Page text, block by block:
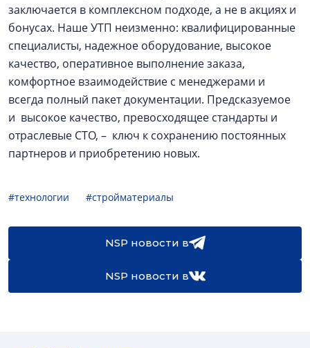
заключается в комплексном подходе, а не в акциях и
бонусах. Наше УТП неизменно: квалифицированные
специалисты, надежное оборудование, высокое
качество, оперативное выполнение заказа,
комфортное взаимодействие с менеджерами и
всегда полный пакет документации. Предсказуемое
и высокое качество, превосходящее стандарты и
отраслевые СТО, – ключ к сохранению постоянных
партнеров и приобретению новых.
#технологии #стройматериалы
NSP новости в
NSP новости в